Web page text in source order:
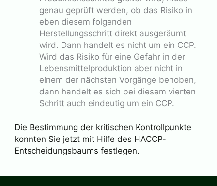
genau geprüft werden, ob das Risiko in
eben diesem folgenden
Herstellungsschritt direkt ausgeräumt
wird. Dann handelt es nicht um ein CCP.
Wird das Risiko für eine Gefahr in der
Lebensmittelproduktion aber nicht in
einem der nächsten Vorgänge behoben,
dann handelt es sich bei diesem vierten
Schritt auch eindeutig um ein CCP.
Die Bestimmung der kritischen Kontrollpunkte
konnten Sie jetzt mit Hilfe des HACCP-
Entscheidungsbaums festlegen.